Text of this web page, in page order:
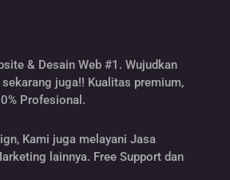
& Desain Web #1. Wujudkan
juga!! Kualitas premium,
Profesional.
Kami juga melayani Jasa
lainnya. Free Support dan